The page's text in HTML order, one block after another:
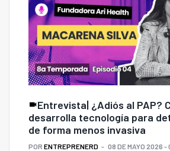
Entrevista| ¿Adiós al PAP?
desarrolla tecnología para
de forma menos invasiva
POR ENTREPRENERD 08 DE MAYO 2026 -